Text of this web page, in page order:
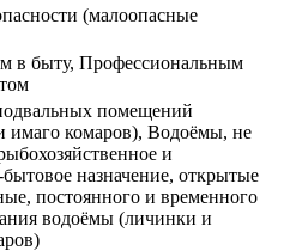
(малоопасные
в быту, Профессиональным
помещений
имаго комаров), Водоёмы, не
и
назначение, открытые
постоянного и временного
водоёмы (личинки и